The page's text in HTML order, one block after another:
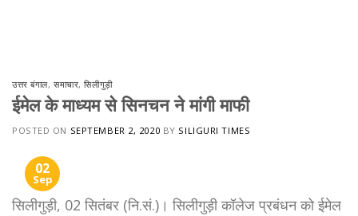
उत्तर बंगाल,समाचार,सिलीगुड़ी
ईमेल के माध्यम से सिनचन ने मांगी माफी
POSTED ON SEPTEMBER 2, 2020 BY SILIGURI TIMES
02
Sep
सिलीगुड़ी, 02 सितंबर (नि.सं.)। सिलीगुड़ी कॉलेज प्रबंधन को ईमेल